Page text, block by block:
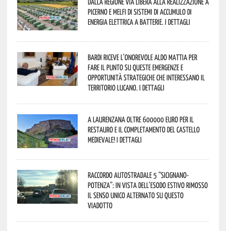
Picerno e Melfi di sistemi di accumulo di
energia elettrica a batterie. I dettagli
Bardi riceve l’onorevole Aldo Mattia per
fare il punto su queste emergenze e
opportunità strategiche che interessano il
territorio lucano. I dettagli
A Laurenzana oltre 600000 euro per il
restauro e il completamento del Castello
Medievale! I dettagli
Raccordo Autostradale 5 “Sicignano-
Potenza”: in vista dell’esodo estivo rimosso
il senso unico alternato su questo
viadotto